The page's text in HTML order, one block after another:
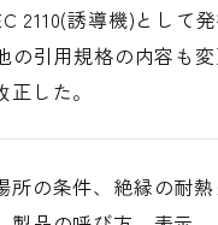
2110(誘導機)として
の引用規格の内容も
した。
の条件、絶縁の耐